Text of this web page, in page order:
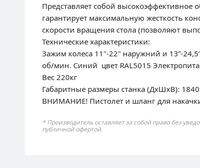
Представляет собой высокоэффективное
гарантирует максимальную жесткость
скорости вращения стола (позволяют
Технические характеристики:
Зажим колеса 11"-22" наружний и 13”-
об/мин. Синий цвет RAL5015
Вес 220кг
Габаритные размеры станка (ДхШхВ):
ВНИМАНИЕ! Пистолет и шланг для
* Производитель оставляет за собой право без
публичной офертой.